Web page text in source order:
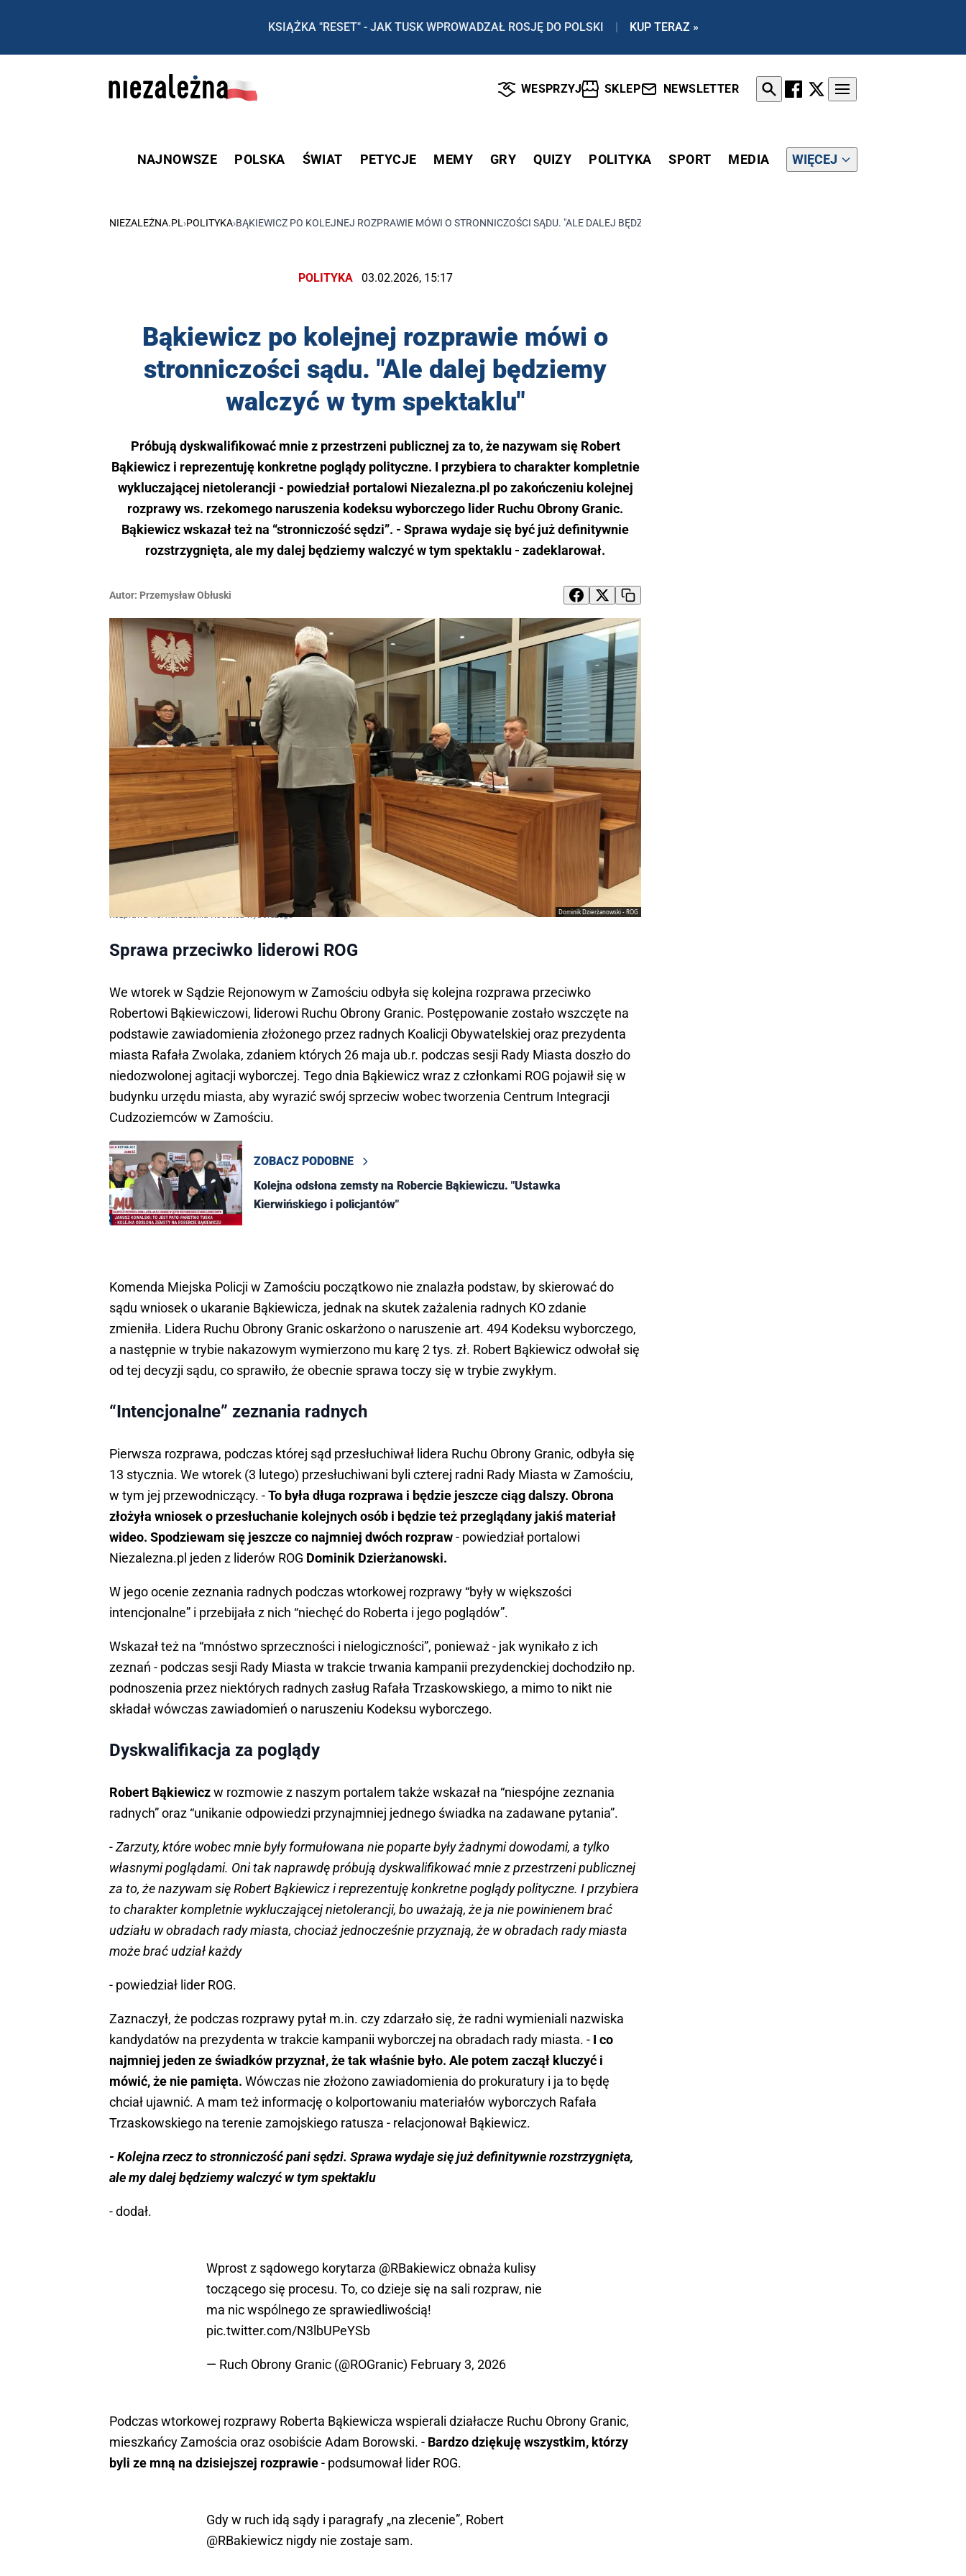
KSIĄŻKA "RESET" - JAK TUSK WPROWADZAŁ ROSJĘ DO POLSKI | KUP TERAZ »
WESPRZYJ SKLEP NEWSLETTER
NAJNOWSZE POLSKA ŚWIAT PETYCJE MEMY GRY QUIZY POLITYKA SPORT MEDIA WIĘCEJ
NIEZALEŻNA.PL ›POLITYKA›BĄKIEWICZ PO KOLEJNEJ ROZPRAWIE MÓWI O STRONNICZOŚCI SĄDU. "ALE DALEJ BĘDZIEMY WALCZYĆ W TYM SPEKTAKLU"
POLITYKA 03.02.2026, 15:17
Bąkiewicz po kolejnej rozprawie mówi o
stronniczości sądu. "Ale dalej będziemy
walczyć w tym spektaklu"
Próbują dyskwalifikować mnie z przestrzeni publicznej za to, że nazywam się Robert
Bąkiewicz i reprezentuję konkretne poglądy polityczne. I przybiera to charakter kompletnie
wykluczającej nietolerancji - powiedział portalowi Niezalezna.pl po zakończeniu kolejnej
rozprawy ws. rzekomego naruszenia kodeksu wyborczego lider Ruchu Obrony Granic.
Bąkiewicz wskazał też na “stronniczość sędzi”. - Sprawa wydaje się być już definitywnie
rozstrzygnięta, ale my dalej będziemy walczyć w tym spektaklu - zadeklarował.
Autor: Przemysław Obłuski
Dominik Dzierżanowski - ROG
Rozprawa ws. naruszenia Kodeksu wyborczego
Sprawa przeciwko liderowi ROG
We wtorek w Sądzie Rejonowym w Zamościu odbyła się kolejna rozprawa przeciwko
Robertowi Bąkiewiczowi, liderowi Ruchu Obrony Granic. Postępowanie zostało wszczęte na
podstawie zawiadomienia złożonego przez radnych Koalicji Obywatelskiej oraz prezydenta
miasta Rafała Zwolaka, zdaniem których 26 maja ub.r. podczas sesji Rady Miasta doszło do
niedozwolonej agitacji wyborczej. Tego dnia Bąkiewicz wraz z członkami ROG pojawił się w
budynku urzędu miasta, aby wyrazić swój sprzeciw wobec tworzenia Centrum Integracji
Cudzoziemców w Zamościu.
ZOBACZ PODOBNE
Kolejna odsłona zemsty na Robercie Bąkiewiczu. "Ustawka
Kierwińskiego i policjantów"
Komenda Miejska Policji w Zamościu początkowo nie znalazła podstaw, by skierować do
sądu wniosek o ukaranie Bąkiewicza, jednak na skutek zażalenia radnych KO zdanie
zmieniła. Lidera Ruchu Obrony Granic oskarżono o naruszenie art. 494 Kodeksu wyborczego,
a następnie w trybie nakazowym wymierzono mu karę 2 tys. zł. Robert Bąkiewicz odwołał się
od tej decyzji sądu, co sprawiło, że obecnie sprawa toczy się w trybie zwykłym.
“Intencjonalne” zeznania radnych
Pierwsza rozprawa, podczas której sąd przesłuchiwał lidera Ruchu Obrony Granic, odbyła się
13 stycznia. We wtorek (3 lutego) przesłuchiwani byli czterej radni Rady Miasta w Zamościu,
w tym jej przewodniczący. -To była długa rozprawa i będzie jeszcze ciąg dalszy. Obrona
złożyła wniosek o przesłuchanie kolejnych osób i będzie też przeglądany jakiś materiał
wideo. Spodziewam się jeszcze co najmniej dwóch rozpraw- powiedział portalowi
Niezalezna.pl jeden z liderów ROG Dominik Dzierżanowski.
W jego ocenie zeznania radnych podczas wtorkowej rozprawy “były w większości
intencjonalne” i przebijała z nich “niechęć do Roberta i jego poglądów”.
Wskazał też na “mnóstwo sprzeczności i nielogiczności”, ponieważ - jak wynikało z ich
zeznań - podczas sesji Rady Miasta w trakcie trwania kampanii prezydenckiej dochodziło np.
podnoszenia przez niektórych radnych zasług Rafała Trzaskowskiego, a mimo to nikt nie
składał wówczas zawiadomień o naruszeniu Kodeksu wyborczego.
Dyskwalifikacja za poglądy
Robert Bąkiewiczw rozmowie z naszym portalem także wskazał na “niespójne zeznania
radnych” oraz “unikanie odpowiedzi przynajmniej jednego świadka na zadawane pytania”.
- Zarzuty, które wobec mnie były formułowana nie poparte były żadnymi dowodami, a tylko
własnymi poglądami. Oni tak naprawdę próbują dyskwalifikować mnie z przestrzeni publicznej
za to, że nazywam się Robert Bąkiewicz i reprezentuję konkretne poglądy polityczne. I przybiera
to charakter kompletnie wykluczającej nietolerancji, bo uważają, że ja nie powinienem brać
udziału w obradach rady miasta, chociaż jednocześnie przyznają, że w obradach rady miasta
może brać udział każdy
- powiedział lider ROG.
Zaznaczył, że podczas rozprawy pytał m.in. czy zdarzało się, że radni wymieniali nazwiska
kandydatów na prezydenta w trakcie kampanii wyborczej na obradach rady miasta. - I co
najmniej jeden ze świadków przyznał, że tak właśnie było. Ale potem zaczął kluczyć i
mówić, że nie pamięta. Wówczas nie złożono zawiadomienia do prokuratury i ja to będę
chciał ujawnić. A mam też informację o kolportowaniu materiałów wyborczych Rafała
Trzaskowskiego na terenie zamojskiego ratusza - relacjonował Bąkiewicz.
- Kolejna rzecz to stronniczość pani sędzi. Sprawa wydaje się już definitywnie rozstrzygnięta,
ale my dalej będziemy walczyć w tym spektaklu
- dodał.
Wprost z sądowego korytarza @RBakiewiczobnaża kulisy
toczącego się procesu. To, co dzieje się na sali rozpraw, nie
ma nic wspólnego ze sprawiedliwością!
pic.twitter.com/N3lbUPeYSb
— Ruch Obrony Granic (@ROGranic) February 3, 2026
Podczas wtorkowej rozprawy Roberta Bąkiewicza wspierali działacze Ruchu Obrony Granic,
mieszkańcy Zamościa oraz osobiście Adam Borowski. - Bardzo dziękuję wszystkim, którzy
byli ze mną na dzisiejszej rozprawie- podsumował lider ROG.
Gdy w ruch idą sądy i paragrafy „na zlecenie”, Robert
@RBakiewicz nigdy nie zostaje sam.